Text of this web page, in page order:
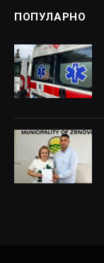
ПОПУЛАРНО